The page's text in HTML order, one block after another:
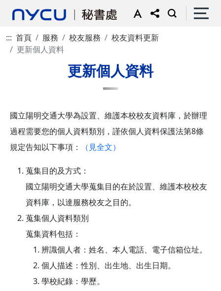
::: 首頁 服務 校友服務
校友資料更新
更新個人資料
更新個人資料
國立陽明交通大學為設置、維護本校校友資料庫，於辦理
過程需要您的個人資料類別，謹依個人資料保護法第8條
規定告知以下事項：
（見全文）
蒐集目的及方式：
國立陽明交通大學蒐集目的在於設置、維護本校校友
資料庫，以達服務校友之目的。
蒐集個人資料類別
蒐集資料包括：
辨識個人者：姓名、本人電話、電子信箱位址。
個人描述：性別、出生地、出生日期。
學校紀錄：學歷。